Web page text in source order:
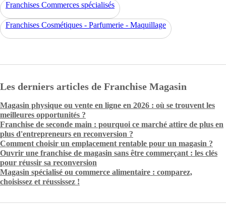
Franchises Commerces spécialisés
Franchises Cosmétiques - Parfumerie - Maquillage
Les derniers articles de Franchise Magasin
Magasin physique ou vente en ligne en 2026 : où se trouvent les
meilleures opportunités ?
Franchise de seconde main : pourquoi ce marché attire de plus en
plus d'entrepreneurs en reconversion ?
Comment choisir un emplacement rentable pour un magasin ?
Ouvrir une franchise de magasin sans être commerçant : les clés
pour réussir sa reconversion
Magasin spécialisé ou commerce alimentaire : comparez,
choisissez et réussissez !